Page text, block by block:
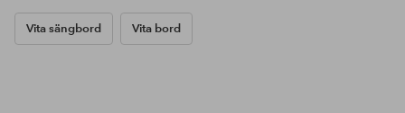
Vita sängbord Vita bord